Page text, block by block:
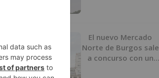
2
El nuevo Mercado
Norte de Burgos sale
a concurso con un